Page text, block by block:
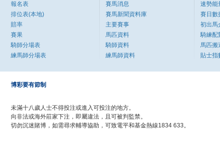
報名表
排位表(本地)
賠率
賽果
騎師分場表
練馬師分場表
賽馬消息
賽馬新聞資料庫
主要賽事
馬匹資料
騎師資料
練馬師資料
速勢能
賽日數
初出馬
騎練配
馬匹搬
貼士指
博彩要有節制
未滿十八歲人士不得投注或進入可投注的地方。
向非法或海外莊家下注，即屬違法，且可被判監禁。
切勿沉迷賭博，如需尋求輔導協助，可致電平和基金熱線1834 633。